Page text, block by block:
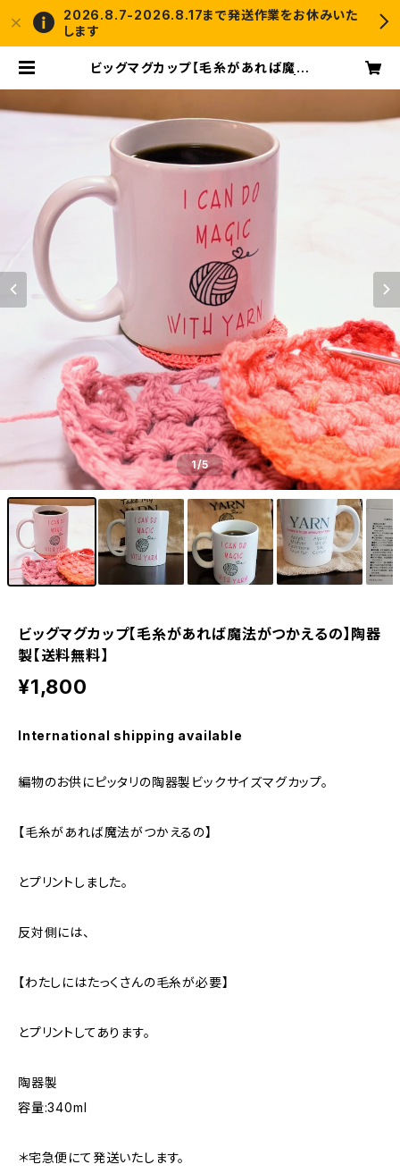
2026.8.7-2026.8.17まで発送作業をお休みいた
します
ビッグマグカップ【毛糸があれば魔法
1/5
ビッグマグカップ【毛糸があれば魔法がつかえるの】陶器
製【送料無料】
¥1,800
International shipping available
編物のお供にピッタリの陶器製ビックサイズマグカップ。
【毛糸があれば魔法がつかえるの】
とプリントしました。
反対側には、
【わたしにはたっくさんの毛糸が必要】
とプリントしてあります。
陶器製
容量:340ml
＊宅急便にて発送いたします。